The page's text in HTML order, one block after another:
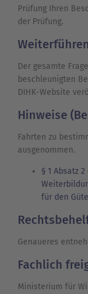
Prüfung Ihren
der Prüfung.
Der gesamte
beschleunigten
DIHK-Website
Hinweise
Fahrten zu
ausgenommen.
§ 1 Absatz
für den
Genaueres
Fachlich
Ministerium für